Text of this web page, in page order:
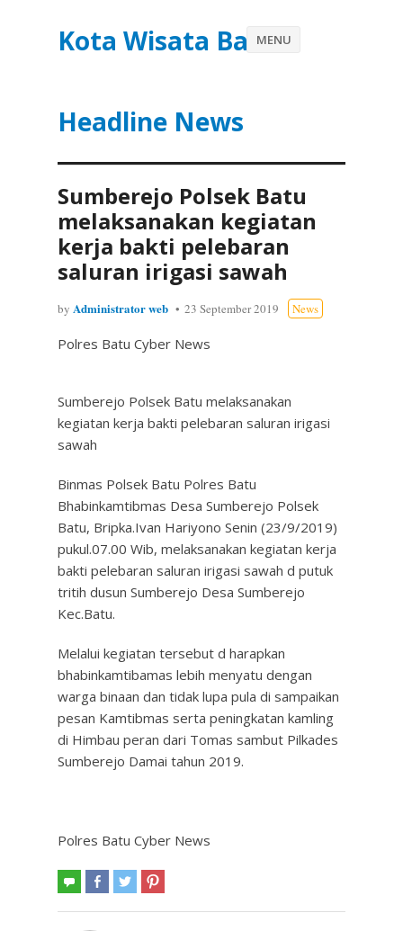
Kota Wisata Batu
Headline News
MENU
Sumberejo Polsek Batu
melaksanakan kegiatan
kerja bakti pelebaran
saluran irigasi sawah
by Administrator web 23 September 2019 News
Polres Batu Cyber News
Sumberejo Polsek Batu melaksanakan
kegiatan kerja bakti pelebaran saluran irigasi
sawah
Binmas Polsek Batu Polres Batu
Bhabinkamtibmas Desa Sumberejo Polsek
Batu, Bripka.Ivan Hariyono Senin (23/9/2019)
pukul.07.00 Wib, melaksanakan kegiatan kerja
bakti pelebaran saluran irigasi sawah d putuk
tritih dusun Sumberejo Desa Sumberejo
Kec.Batu.
Melalui kegiatan tersebut d harapkan
bhabinkamtibamas lebih menyatu dengan
warga binaan dan tidak lupa pula di sampaikan
pesan Kamtibmas serta peningkatan kamling
di Himbau peran dari Tomas sambut Pilkades
Sumberejo Damai tahun 2019.
Polres Batu Cyber News